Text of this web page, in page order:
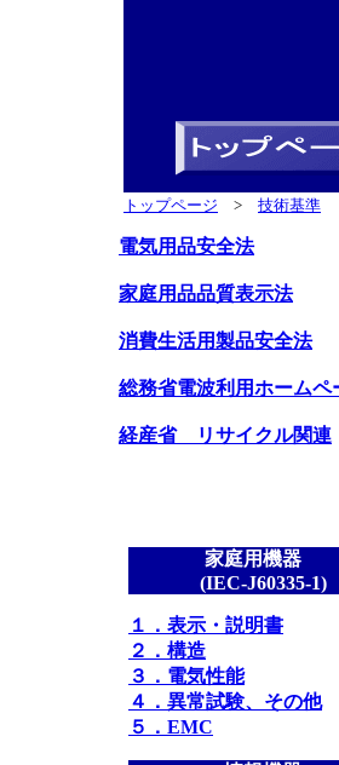
家庭用機器
(IEC-J60335-1)
１．表示・説明書
２．構造
３．電気性能
４．異常試験、その他
５．EMC
電気用品安全法
家庭用品品質表示法
消費生活用製品安全法
総務省電波利用ホームペ
経産省 リサイクル関連
トップページ > 技術基準